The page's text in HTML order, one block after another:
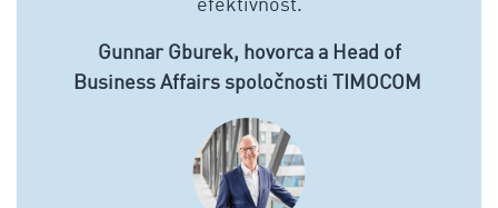
efektívnosť.
Gunnar Gburek, hovorca a Head of
Business Affairs spoločnosti TIMOCOM